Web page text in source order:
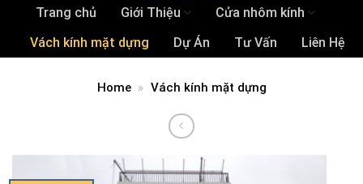
Trang chủ Giới Thiệu
Cửa nhôm kính
Vách kính mặt dựng
Dự Án Tư Vấn Liên Hệ
Home » Vách kính mặt dựng